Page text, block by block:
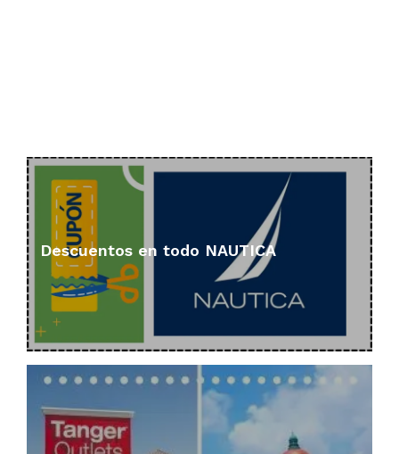
Descuentos en todo NAUTICA